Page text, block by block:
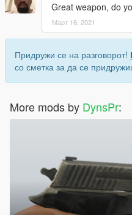
Great weapon, do
Март 16, 2021
Придружи се на разговорот!
со сметка за да се
More mods by DynsPr: